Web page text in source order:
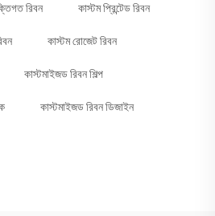
রিবন কাস্টম প্রিন্টেড রিবন
কাস্টম রোজেট রিবন
কাস্টমাইজড রিবন শিল্প
কাস্টমাইজড রিবন ডিজাইন